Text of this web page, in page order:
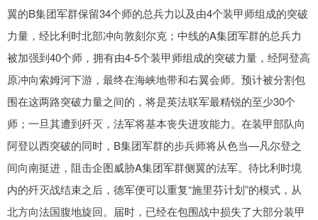
翼的B集团军群保留34个师的总兵力以及由4个装甲师组成的突破
力量，经比利时北部冲向敦刻尔克；中线的A集团军群的总兵力
被加强到40个师，拥有由4-5个装甲师组成的突破力量，经阿登高
原冲向索姆河下游，最终在海峡地带和右翼会师。预计被分割包
围在这两路突破力量之间的，将是英法联军最精锐的至少30个
师；一旦其遭到歼灭，法军将基本丧失进攻能力。在装甲部队向
阿登以西突破的同时，B集团军群的步兵师将从色当—凡尔登之
间向南挺进，阻击企图威胁A集团军群侧翼的法军。待比利时境
内的歼灭战结束之后，德军便可以重复“施里芬计划”的模式，从
北方向法国腹地旋回。届时，已经在包围战中损失了大部分装甲